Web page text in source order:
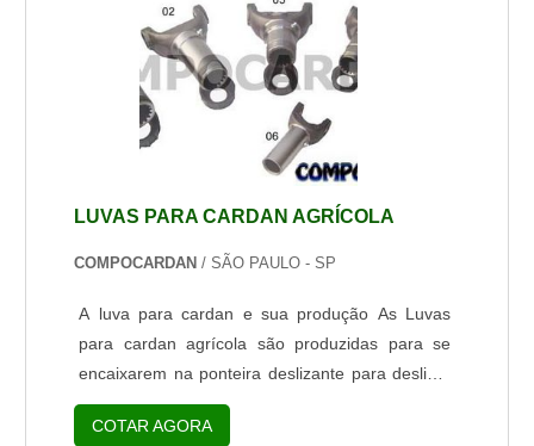
de passeio, a energia para trabalhar em b...
LUVAS PARA CARDAN AGRÍCOLA
COMPOCARDAN / SÃO PAULO - SP
A luva para cardan e sua produção As Luvas
para cardan agrícola são produzidas para se
encaixarem na ponteira deslizante para deslizar
uma dentro da outra. Dessa maneira,
possibilitam ao cardan sofrer variações em seu
COTAR AGORA